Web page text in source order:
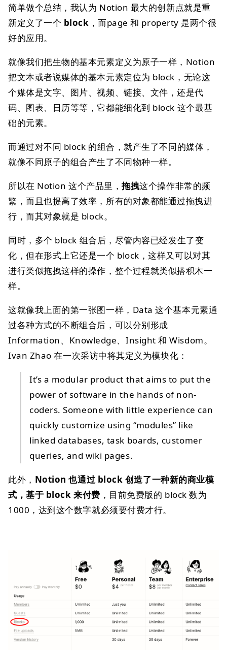
简单做个总结，我认为 Notion 最大的创新点就是重
新定义了一个 block ，而page 和 property 是两个很
好的应用。
就像我们把生物的基本元素定义为原子一样，Notion
把文本或者说媒体的基本元素定位为 block，无论这
个媒体是文字、图片、视频、链接、文件，还是代
码、图表、日历等等，它都能细化到 block 这个最基
础的元素。
而通过对不同 block 的组合，就产生了不同的媒体，
就像不同原子的组合产生了不同物种一样。
所以在 Notion 这个产品里，拖拽这个操作非常的频
繁，而且也提高了效率，所有的对象都能通过拖拽进
行，而其对象就是 block。
同时，多个 block 组合后，尽管内容已经发生了变
化，但在形式上它还是一个 block，这样又可以对其
进行类似拖拽这样的操作，整个过程就类似搭积木一
样。
这就像我上面的第一张图一样，Data 这个基本元素通
过各种方式的不断组合后，可以分别形成
Information、Knowledge、Insight 和 Wisdom。
Ivan Zhao 在一次采访中将其定义为模块化：
It’s a modular product that aims to put the
power of software in the hands of non-
coders. Someone with little experience can
quickly customize using “modules” like
linked databases, task boards, customer
queries, and wiki pages.
此外， Notion 也通过 block 创造了一种新的商业模
式，基于 block 来付费 ，目前免费版的 block 数为
1000，达到这个数字就必须要付费才行。